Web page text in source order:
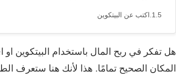
اكتب عن البيتكوين
هل تفكر في ربح المال باستخدام البيتكوين
المكان الصحيح تمامًا. هذا لأنك هنا ستعرف